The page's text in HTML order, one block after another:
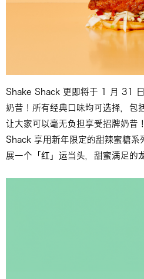
Shake Shack 更即将于 1 月 31
奶昔！所有经典口味均可选择，包
让大家可以毫无负担享受招牌奶昔
Shack 享用新年限定的甜辣蜜糖系